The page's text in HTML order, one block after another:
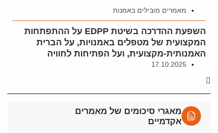
מאמרים מובילים באמנות
השפעת ההדרכה בשיטת EDPP על ההתפתחות
המקצועית של מטפלים באמנויות, על הברית
האמנותית-מקצועית, ועל הפתיחות לחוויה
17.10.2025
מאגרי סיכומים של מאמרים
אקדמיים